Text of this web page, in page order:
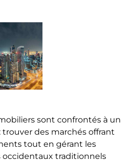
sont confrontés à un
trouver des marchés offrant
tout en gérant les
occidentaux traditionnels